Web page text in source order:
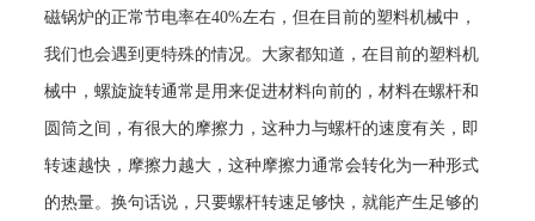
磁锅炉的正常节电率在40%左右，但在目前的塑料机械中，
我们也会遇到更特殊的情况。大家都知道，在目前的塑料机
械中，螺旋旋转通常是用来促进材料向前的，材料在螺杆和
圆筒之间，有很大的摩擦力，这种力与螺杆的速度有关，即
转速越快，摩擦力越大，这种摩擦力通常会转化为一种形式
的热量。换句话说，只要螺杆转速足够快，就能产生足够的